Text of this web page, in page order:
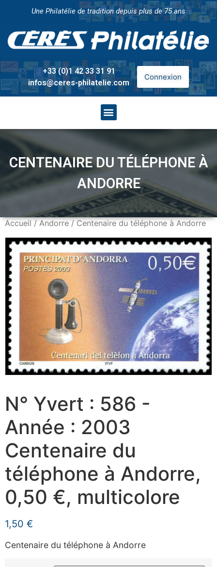
Une Philatélie de tradition depuis plus de 75 ans
+33 (0)1 42 33 31 91
infos@ceres-philatelie.com
Connexion
CENTENAIRE DU TÉLÉPHONE À
ANDORRE
Accueil / Andorre / Centenaire du téléphone à Andorre
N° Yvert : 586 -
Année : 2003
Centenaire du
téléphone à Andorre,
0,50 €, multicolore
1,50 €
Centenaire du téléphone à Andorre